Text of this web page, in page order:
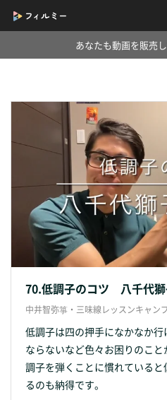
あなたも動画を販売
70.低調子のコツ 八千代
中井智弥箏・三味線レッスンキャン
低調子は四の押手になかなか
ならないなど色々お困りのこ
調子を弾くことに慣れている
るのも納得です。